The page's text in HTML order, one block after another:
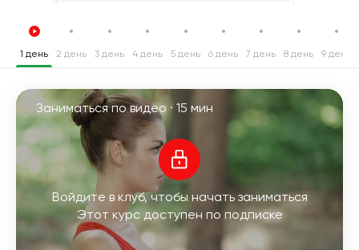
1 день 2 день 3 день 4 день 5 день 6 день 7 день 8 день 9 день
Заниматься по видео · 15 мин
Войдите в клуб, чтобы начать заниматься
Этот курс доступен по подписке